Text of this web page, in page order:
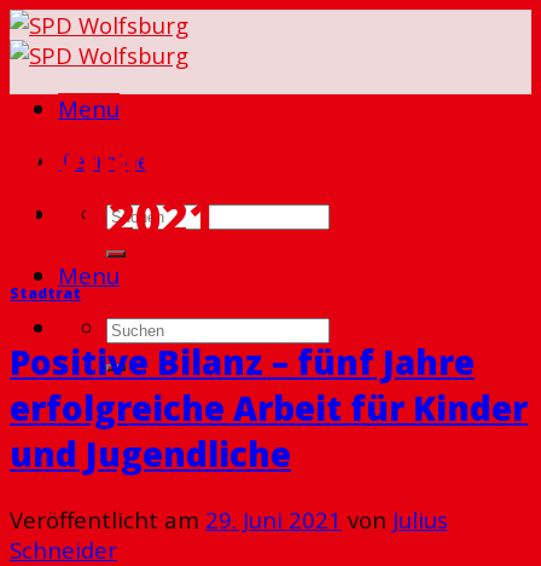
Skip
to
Menu
Termine
Menu
Monatlicher Archiv:
Juni 2021
Stadtrat
Positive Bilanz – fünf Jahre
erfolgreiche Arbeit für Kinder
und Jugendliche
Veröffentlicht am 29. Juni 2021 von Julius
Schneider